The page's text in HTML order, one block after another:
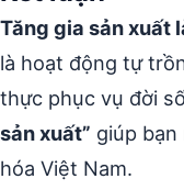
Tăng gia sản xuất
là hoạt động tự
thực phục vụ đời
sản xuất” giúp bạn
hóa Việt Nam.